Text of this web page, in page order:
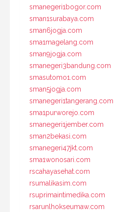
smanegeri1bogor.com
sman1surabaya.com
sman6jogja.com
sma1magelang.com
sman9jogja.com
smanegeri3bandung.com
smasutomo1.com
sman5jogja.com
smanegeri1tangerang.com
sma1purworejo.com
smanegeri1jember.com
sman2bekasi.com
smanegeri47jkt.com
sma1wonosari.com
rscahayasehat.com
rsumalikasim.com
rsuprimaintimedika.com
rsarunlhokseumaw.com